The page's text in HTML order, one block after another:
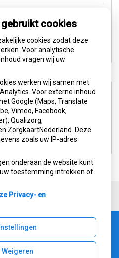
|Beheer
cookies
cookies zodat deze
Voor analytische
vragen wij uw
werken wij samen met
Voor externe inhoud
Google (Maps, Translate
Vimeo, Facebook,
Qualizorg,
ZorgkaartNederland. Deze
zoals uw IP-adres
onderaan de website kunt
toestemming intrekken of
Privacy- en
Instellingen
Weigeren